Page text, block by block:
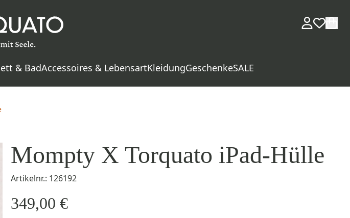
& BadAccessoires & LebensartKleidungGeschenkeSALE
Mompty X Torquato iPad-Hülle
Artikelnr.: 126192
349,00 €